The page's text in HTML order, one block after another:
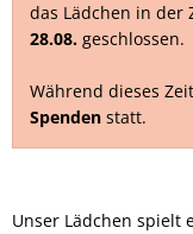
das Lädchen in der
28.08. geschlossen.
Während dieses
Spenden statt.
Unser Lädchen spielt